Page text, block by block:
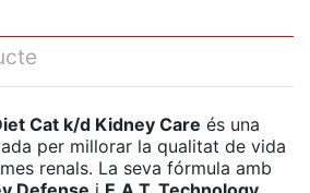
Cat k/d Kidney Care és una
per millorar la qualitat de vida
renals. La seva fórmula amb